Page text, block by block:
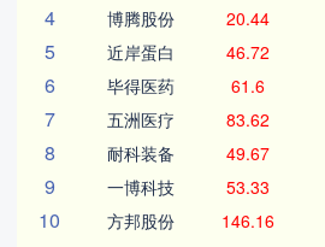
4 博腾股份 20.44
5 近岸蛋白 46.72
6 毕得医药 61.6
7 五洲医疗 83.62
8 耐科装备 49.67
9 一博科技 53.33
10 方邦股份 146.16